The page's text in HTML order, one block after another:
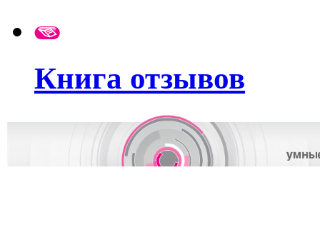
Книга отзывов